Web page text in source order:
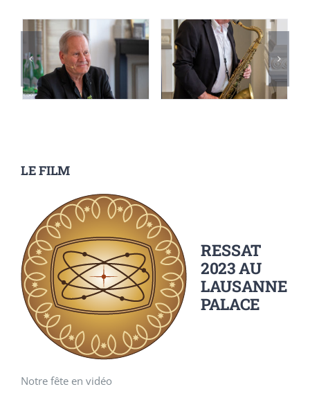
LE FILM
RESSAT
2023 AU
LAUSANNE
PALACE
Notre fête en vidéo